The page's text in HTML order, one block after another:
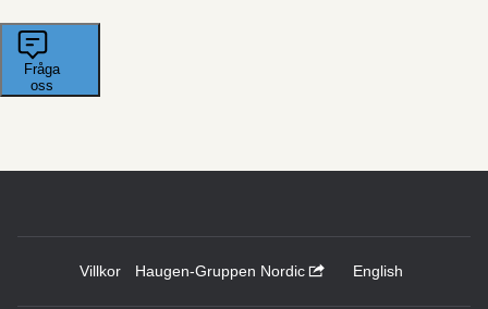
Villkor Haugen-Gruppen Nordic English